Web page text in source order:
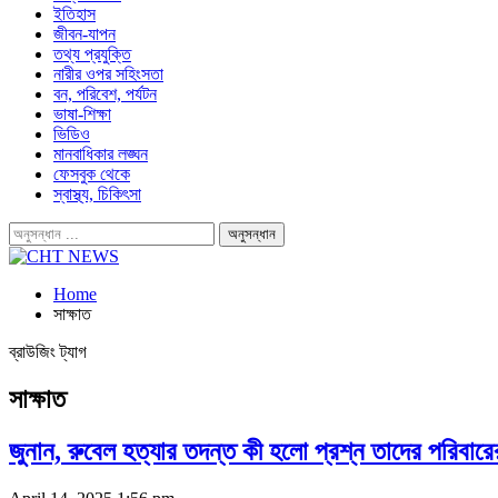
ইতিহাস
জীবন-যাপন
তথ্য প্রযুক্তি
নারীর ওপর সহিংসতা
বন, পরিবেশ, পর্যটন
ভাষা-শিক্ষা
ভিডিও
মানবাধিকার লঙ্ঘন
ফেসবুক থেকে
স্বাস্থ্য, চিকিৎসা
Home
সাক্ষাত
ব্রাউজিং ট্যাগ
সাক্ষাত
জুনান, রুবেল হত্যার তদন্ত কী হলো প্রশ্ন তাদের